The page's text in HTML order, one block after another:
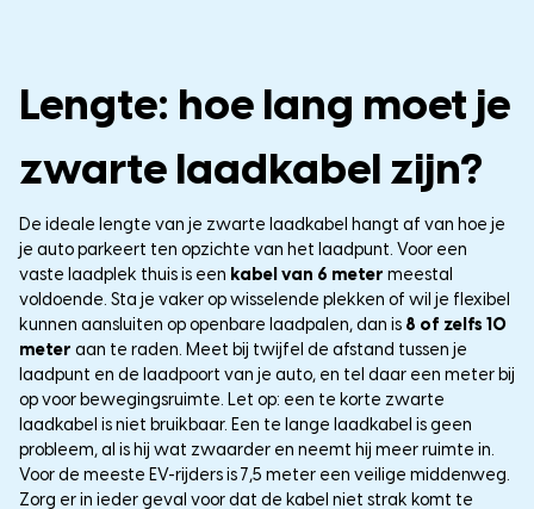
Lengte: hoe lang moet je
zwarte laadkabel zijn?
De ideale lengte van je zwarte laadkabel hangt af van hoe je
je auto parkeert ten opzichte van het laadpunt. Voor een
vaste laadplek thuis is een kabel van 6 meter meestal
voldoende. Sta je vaker op wisselende plekken of wil je flexibel
kunnen aansluiten op openbare laadpalen, dan is 8 of zelfs 10
meter aan te raden. Meet bij twijfel de afstand tussen je
laadpunt en de laadpoort van je auto, en tel daar een meter bij
op voor bewegingsruimte. Let op: een te korte zwarte
laadkabel is niet bruikbaar. Een te lange laadkabel is geen
probleem, al is hij wat zwaarder en neemt hij meer ruimte in.
Voor de meeste EV-rijders is 7,5 meter een veilige middenweg.
Zorg er in ieder geval voor dat de kabel niet strak komt te